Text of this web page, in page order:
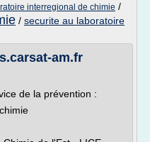
interregional de chimie /
/ securite au laboratoire
am.fr
de la prévention :